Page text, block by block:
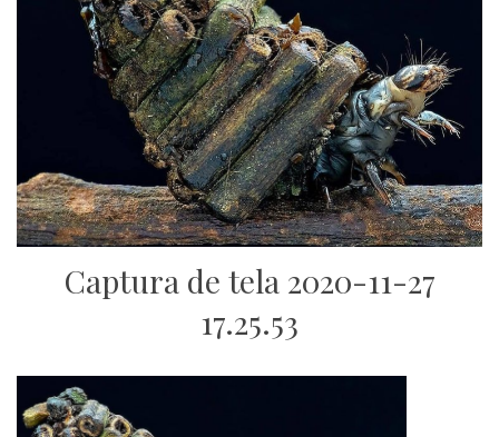
Captura de tela 2020-11-27
17.25.53